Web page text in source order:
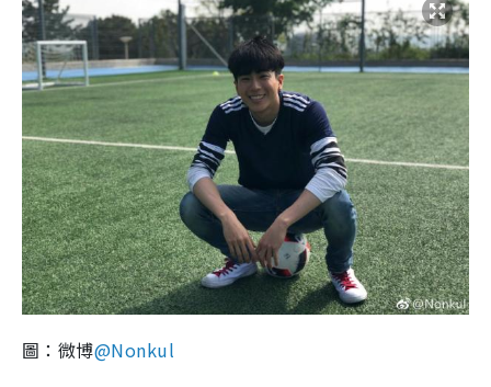
圖：微博@Nonkul